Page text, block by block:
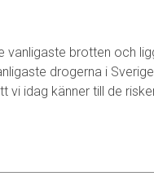
brotten och
drogerna i
idag känner till de